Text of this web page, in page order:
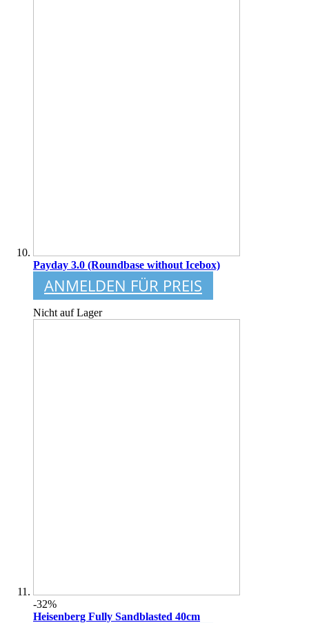
Payday 3.0 (Roundbase without Icebox)
ANMELDEN FÜR PREIS
Nicht auf Lager
-32%
Heisenberg Fully Sandblasted 40cm